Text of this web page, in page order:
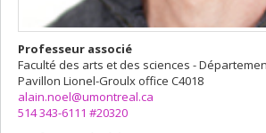
Professeur associé
Faculté des arts et des sciences -
Pavillon Lionel-Groulx office C4018
alain.noel@umontreal.ca
514 343-6111 #20320